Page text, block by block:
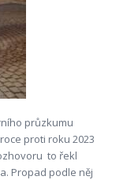
průzkumu
proti roku 2023
to řekl
Propad podle něj